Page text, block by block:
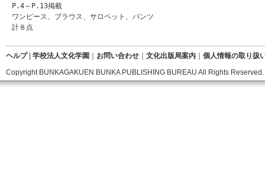
P.4～P.13掲載
ワンピース、ブラウス、サロペット、パンツ
ヘルプ| 学校法人文化学園 お問い合わせ 文化出版局案内
個人情報の取り扱
Copyright BUNKAGAKUEN BUNKA PUBLISHING BUREAU All Rights Reserved.